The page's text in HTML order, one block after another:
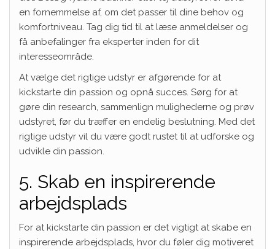
en fornemmelse af, om det passer til dine behov og
komfortniveau. Tag dig tid til at læse anmeldelser og
få anbefalinger fra eksperter inden for dit
interesseområde.
At vælge det rigtige udstyr er afgørende for at
kickstarte din passion og opnå succes. Sørg for at
gøre din research, sammenlign mulighederne og prøv
udstyret, før du træffer en endelig beslutning. Med det
rigtige udstyr vil du være godt rustet til at udforske og
udvikle din passion.
5. Skab en inspirerende
arbejdsplads
For at kickstarte din passion er det vigtigt at skabe en
inspirerende arbejdsplads, hvor du føler dig motiveret